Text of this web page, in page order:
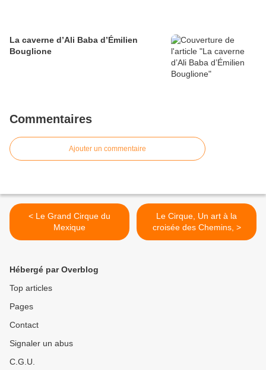
La caverne d’Ali Baba d’Émilien
Bouglione
Commentaires
Ajouter un commentaire
< Le Grand Cirque du
Mexique
Le Cirque, Un art à la
croisée des Chemins, >
Hébergé par Overblog
Top articles
Pages
Contact
Signaler un abus
C.G.U.